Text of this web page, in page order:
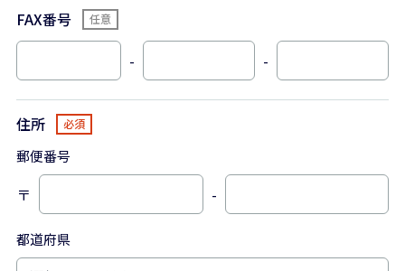
FAX番号
-
-
住所
郵便番号
〒 -
都道府県